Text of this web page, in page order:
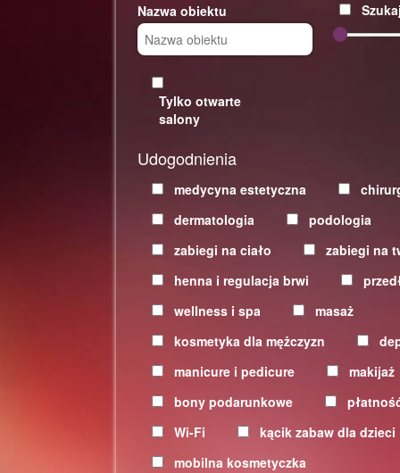
Nazwa obiektu
Tylko otwarte
salony
Udogodnienia
medycyna estetyczna
dermatologia
podologia
zabiegi na ciało
zabiegi na
henna i regulacja brwi
wellness i spa
masaż
kosmetyka dla mężczyzn
manicure i pedicure
makijaż
bony podarunkowe
Wi-Fi
kącik zabaw dla dzieci
mobilna kosmetyczka